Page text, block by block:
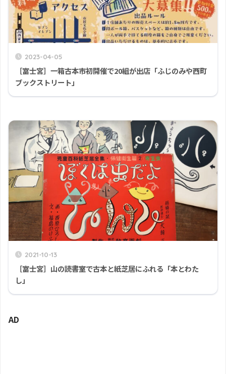
2023-04-05
［富士宮］一箱古本市初開催で20組が出店「ふじのみや西町
ブックストリート」
2021-10-13
［富士宮］山の読書室で古本と紙芝居にふれる「本とわた
し」
AD